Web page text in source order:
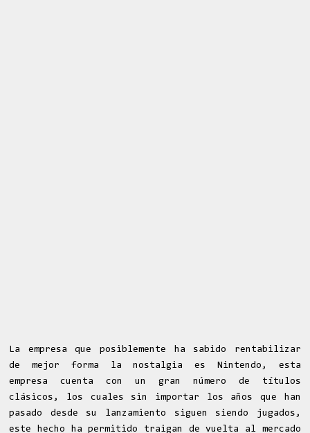
La empresa que posiblemente ha sabido rentabilizar
de mejor forma la nostalgia es Nintendo, esta
empresa cuenta con un gran número de títulos
clásicos, los cuales sin importar los años que han
pasado desde su lanzamiento siguen siendo jugados,
este hecho ha permitido traigan de vuelta al mercado